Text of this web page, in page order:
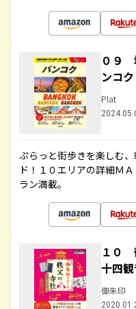
０９
ンコク
Plat
ぷらっと街歩きを楽しむ
ド！１０エリアの詳細Ｍ
ラン満載。
１０
十四
御朱印